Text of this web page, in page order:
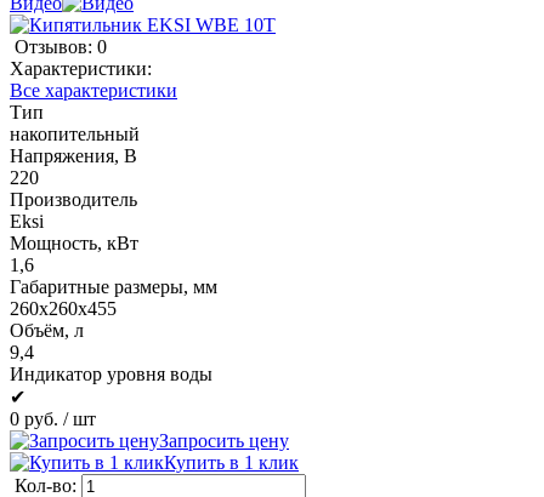
Отзывов: 0
Характеристики:
Все характеристики
Тип
накопительный
Напряжения, В
220
Производитель
Eksi
Мощность, кВт
1,6
Габаритные размеры, мм
260х260х455
Объём, л
9,4
Индикатор уровня воды
✔
0 руб. / шт
Запросить цену
Купить в 1 клик
Кол-во: